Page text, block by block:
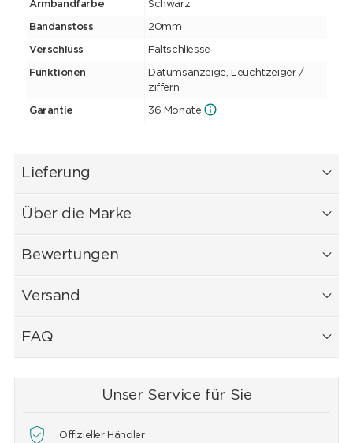
Armbandfarbe Schwarz
Bandanstoss 20mm
Verschluss Faltschliesse
Funktionen
Datumsanzeige, Leuchtzeiger / -
ziffern
Garantie 36 Monate
Lieferung
Über die Marke
Bewertungen
Versand
FAQ
Unser Service für Sie
Offizieller Händler